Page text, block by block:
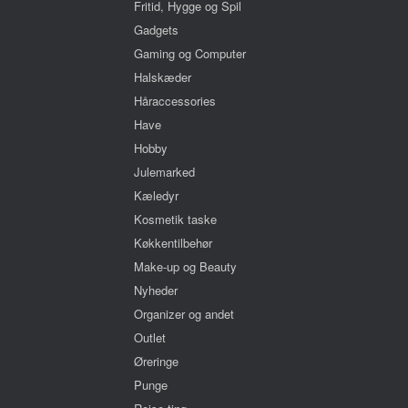
Fritid, Hygge og Spil
Gadgets
Gaming og Computer
Halskæder
Håraccessories
Have
Hobby
Julemarked
Kæledyr
Kosmetik taske
Køkkentilbehør
Make-up og Beauty
Nyheder
Organizer og andet
Outlet
Øreringe
Punge